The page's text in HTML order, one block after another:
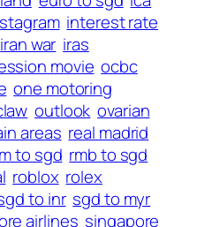
interest rate
iran war iras
movie ocbc
one motoring
outlook ovarian
areas real madrid
to sgd rmb to sgd
roblox rolex
to inr sgd to myr
airlines singapore